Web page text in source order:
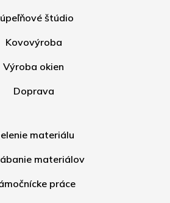
štúdio
Kovovýroba
Výroba okien
Doprava
materiálu
materiálov
práce